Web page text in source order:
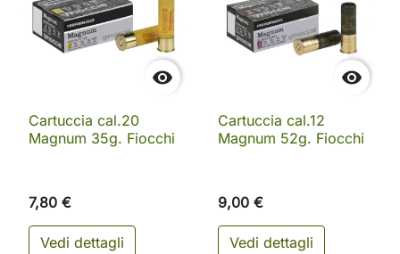

Cartuccia cal.20
Magnum 35g. Fiocchi
7,80 €
Vedi dettagli

Cartuccia cal.12
Magnum 52g. Fiocchi
9,00 €
Vedi dettagli